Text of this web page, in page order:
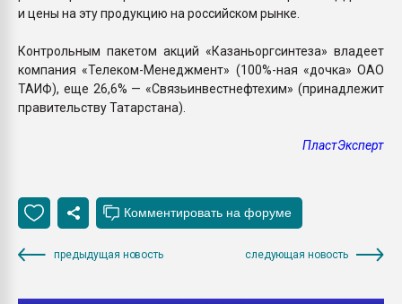
и цены на эту продукцию на российском рынке.
Контрольным пакетом акций «Казаньоргсинтеза» владеет
компания «Телеком-Менеджмент» (100%-ная «дочка» ОАО
ТАИФ), еще 26,6% — «Связьинвестнефтехим» (принадлежит
правительству Татарстана).
ПластЭксперт
предыдущая новость следующая новость